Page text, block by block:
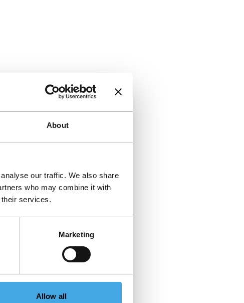
About
our traffic. We also share
who may combine it with
their services.
Marketing
Allow all